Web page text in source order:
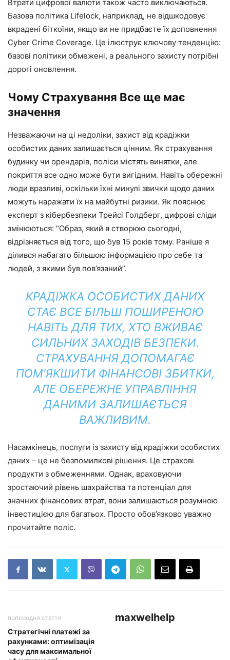
Втрати цифрової валюти також часто виключаються.
Базова політика Lifelock, наприклад, не відшкодовує
вкрадені біткоїни, якщо ви не придбаєте їх доповнення
Cyber ​​Crime Coverage. Це ілюструє ключову тенденцію:
базові політики обмежені, а реального захисту потрібні
дорогі оновлення.
Чому Страхування Все ще має
значення
Незважаючи на ці недоліки, захист від крадіжки
особистих даних залишається цінним. Як страхування
будинку чи орендарів, поліси містять винятки, але
покриття все одно може бути вигідним. Навіть обережні
люди вразливі, оскільки їхні минулі звички щодо даних
можуть наражати їх на майбутні ризики. Як пояснює
експерт з кібербезпеки Трейсі Голдберг, цифрові сліди
змінюються: “Образ, який я створюю сьогодні,
відрізняється від того, що був 15 років тому. Раніше я
ділився набагато більшою інформацією про себе та
людей, з якими був пов’язаний”.
КРАДІЖКА ОСОБИСТИХ ДАНИХ
СТАЄ ВСЕ БІЛЬШ ПОШИРЕНОЮ
НАВІТЬ ДЛЯ ТИХ, ХТО ВЖИВАЄ
СИЛЬНИХ ЗАХОДІВ БЕЗПЕКИ.
СТРАХУВАННЯ ДОПОМАГАЄ
ПОМ’ЯКШИТИ ФІНАНСОВІ ЗБИТКИ,
АЛЕ ОБЕРЕЖНЕ УПРАВЛІННЯ
ДАНИМИ ЗАЛИШАЄТЬСЯ
ВАЖЛИВИМ.
Насамкінець, послуги із захисту від крадіжки особистих
даних – це не безпомилкові рішення. Це страхові
продукти з обмеженнями. Однак, враховуючи
зростаючий рівень шахрайства та потенціал для
значних фінансових втрат, вони залишаються розумною
інвестицією для багатьох. Просто обов’язково уважно
прочитайте поліс.
попередня стаття
Стратегічні платежі за
рахунками: оптимізація
часу для максимальної
maxwelhelp